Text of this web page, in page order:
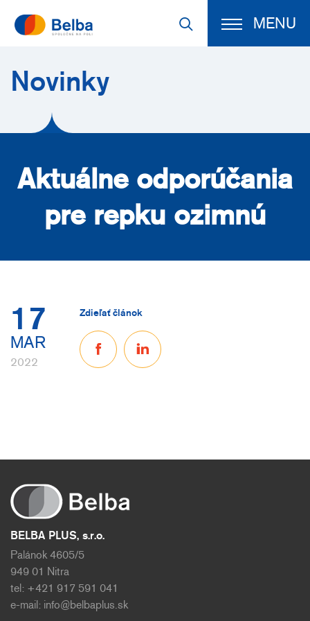
MENU
Novinky
Aktuálne odporúčania
pre repku ozimnú
17
MAR
2022
Zdieľať článok
BELBA PLUS, s.r.o.
Palánok 4605/5
949 01 Nitra
tel: +421 917 591 041
e-mail: info@belbaplus.sk